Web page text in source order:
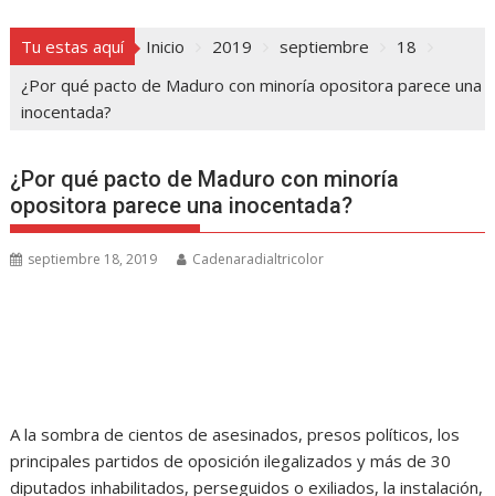
Tu estas aquí Inicio 2019 septiembre
18
¿Por qué pacto de Maduro con minoría opositora parece una
inocentada?
¿Por qué pacto de Maduro con minoría
opositora parece una inocentada?
septiembre 18, 2019 Cadenaradialtricolor
A la sombra de cientos de asesinados, presos políticos, los
principales partidos de oposición ilegalizados y más de 30
diputados inhabilitados, perseguidos o exiliados, la instalación,